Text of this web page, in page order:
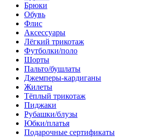
Брюки
Обувь
Флис
Аксессуары
Лёгкий трикотаж
Футболки/поло
Шорты
Пальто/бушлаты
Джемперы-кардиганы
Жилеты
Тёплый трикотаж
Пиджаки
Рубашки/блузы
Юбки/платья
Подарочные сертификаты